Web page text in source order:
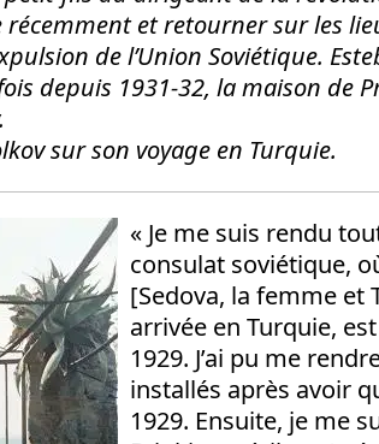
et retourner sur les
de l’Union Soviétique.
depuis 1931-32, la maison de
sur son voyage en Turquie.
« Je me suis rendu
consulat soviétique,
[Sedova, la femme et
arrivée en Turquie,
1929. J’ai pu me
installés après avoir
1929. Ensuite, je me